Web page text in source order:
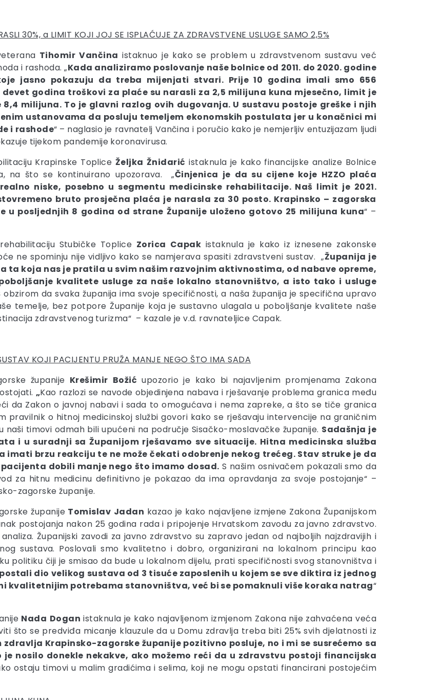
30%, a LIMIT KOJI JOJ SE ISPLAĆUJE ZA ZDRAVSTVENE USLUGE SAMO 2,5%
Tihomir Vančina istaknuo je kako se problem u zdravstvenom sustavu već
i rashoda. „Kada analiziramo poslovanje naše bolnice od 2011. do 2020. godine
jasno pokazuju da treba mijenjati stvari. Prije 10 godina imali smo 656
godina troškovi za plaće su narasli za 2,5 milijuna kuna mjesečno, limit je
milijuna. To je glavni razlog ovih dugovanja. U sustavu postoje greške i njih
ustanovama da posluju temeljem ekonomskih postulata jer u konačnici mi
i rashode“ – naglasio je ravnatelj Vančina i poručio kako je nemjerljiv entuzijazam ljudi
tijekom pandemije koronavirusa.
Krapinske Toplice Željka Žnidarić istaknula je kako financijske analize Bolnice
na što se kontinuirano upozorava. „Činjenica je da su cijene koje HZZO plaća
niske, posebno u segmentu medicinske rehabilitacije. Naš limit je 2021.
bruto prosječna plaća je narasla za 30 posto. Krapinsko – zagorska
posljednjih 8 godina od strane Županije uloženo gotovo 25 milijuna kuna“ –
Stubičke Toplice Zorica Capak istaknula je kako iz iznesene zakonske
ne spominju nije vidljivo kako se namjerava spasiti zdravstveni sustav. „Županija je
ta koja nas je pratila u svim našim razvojnim aktivnostima, od nabave opreme,
kvalitete usluge za naše lokalno stanovništvo, a isto tako i usluge
obzirom da svaka županija ima svoje specifičnosti, a naša županija je specifična upravo
temelje, bez potpore Županije koja je sustavno ulagala u poboljšanje kvalitete naše
zdravstvenog turizma“ – kazale je v.d. ravnateljice Capak.
KOJI PACIJENTU PRUŽA MANJE NEGO ŠTO IMA SADA
županije Krešimir Božić upozorio je kako bi najavljenim promjenama Zakona
„Kao razlozi se navode objedinjena nabava i rješavanje problema granica među
da Zakon o javnoj nabavi i sada to omogućava i nema zapreke, a što se tiče granica
pravilnik o hitnoj medicinskoj službi govori kako se rješavaju intervencije na graničnim
timovi odmah bili upućeni na područje Sisačko-moslavačke županije. Sadašnja je
i u suradnji sa Županijom rješavamo sve situacije. Hitna medicinska služba
brzu reakciju te ne može čekati odobrenje nekog trećeg. Stav struke je da
dobili manje nego što imamo dosad. S našim osnivačem pokazali smo da
za hitnu medicinu definitivno je pokazao da ima opravdanja za svoje postojanje“ –
zagorske županije.
županije Tomislav Jadan kazao je kako najavljene izmjene Zakona Županijskom
postojanja nakon 25 godina rada i pripojenje Hrvatskom zavodu za javno zdravstvo.
Županijski zavodi za javno zdravstvo su zapravo jedan od najboljih najzdravijih i
sustava. Poslovali smo kvalitetno i dobro, organizirani na lokalnom principu kao
politiku čiji je smisao da bude u lokalnom dijelu, prati specifičnosti svog stanovništva i
dio velikog sustava od 3 tisuće zaposlenih u kojem se sve diktira iz jednog
kvalitetnijim potrebama stanovništva, već bi se pomaknuli više koraka natrag“
Nada Dogan istaknula je kako najavljenom izmjenom Zakona nije zahvaćena veća
što se predviđa micanje klauzule da u Domu zdravlja treba biti 25% svih djelatnosti iz
zdravlja Krapinsko-zagorske županije pozitivno posluje, no i mi se susrećemo sa
nosilo donekle nekakve, ako možemo reći da u zdravstvu postoji financijska
ostaju timovi u malim gradićima i selima, koji ne mogu opstati financirani postojećim